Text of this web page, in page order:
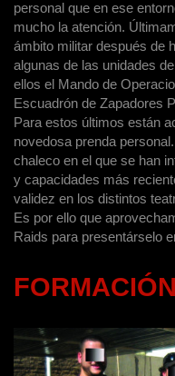
personal que en ese
mucho la atención.
ámbito militar después de
algunas de las unidades
ellos el Mando de
Escuadrón de Zapadores
Para estos últimos están
novedosa prenda
chaleco en el que se han
y capacidades más
validez en los distintos
Es por ello que
Raids para presentárselo